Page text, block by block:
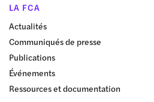
LA FCA
Actualités
Communiqués de presse
Publications
Événements
Ressources et documentation